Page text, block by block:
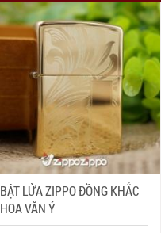
BẬT LỬA ZIPPO ĐỒNG KHẮC
HOA VĂN Ý